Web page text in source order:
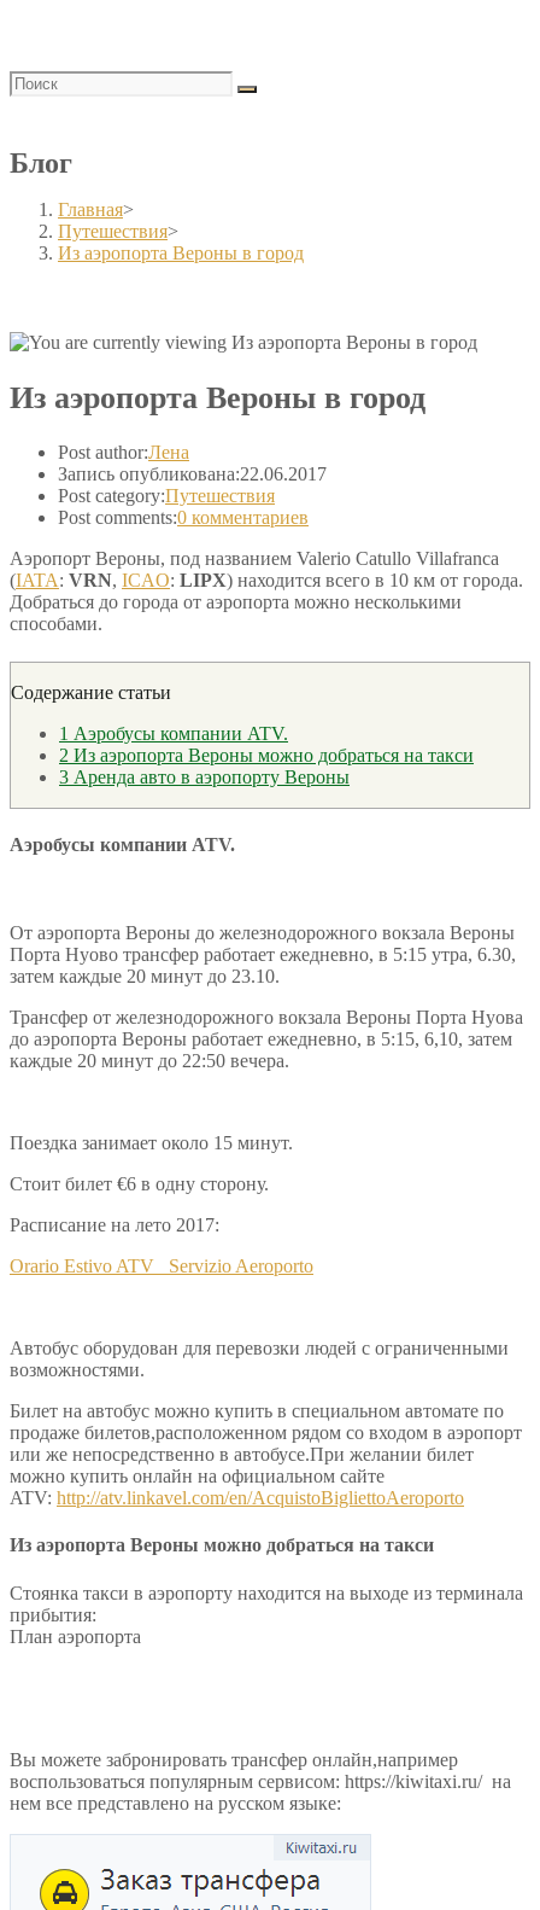
Блог
Главная>
Путешествия>
Из аэропорта Вероны в город
Из аэропорта Вероны в город
Post author:Лена
Запись опубликована:22.06.2017
Post category:Путешествия
Post comments:0 комментариев
Аэропорт Вероны, под названием Valerio Catullo Villafranca
(IATA: VRN, ICAO: LIPX) находится всего в 10 км от города.
Добраться до города от аэропорта можно несколькими
способами.
Содержание статьи
1 Аэробусы компании ATV.
2 Из аэропорта Вероны можно добраться на такси
3 Аренда авто в аэропорту Вероны
Аэробусы компании ATV.
От аэропорта Вероны до железнодорожного вокзала Вероны
Порта Нуово трансфер работает ежедневно, в 5:15 утра, 6.30,
затем каждые 20 минут до 23.10.
Трансфер от железнодорожного вокзала Вероны Порта Нуова
до аэропорта Вероны работает ежедневно, в 5:15, 6,10, затем
каждые 20 минут до 22:50 вечера.
Поездка занимает около 15 минут.
Стоит билет €6 в одну сторону.
Расписание на лето 2017:
Orario Estivo ATV_ Servizio Aeroporto
Автобус оборудован для перевозки людей с ограниченными
возможностями.
Билет на автобус можно купить в специальном автомате по
продаже билетов,расположенном рядом со входом в аэропорт
или же непосредственно в автобусе.При желании билет
можно купить онлайн на официальном сайте
ATV: http://atv.linkavel.com/en/AcquistoBigliettoAeroporto
Из аэропорта Вероны можно добраться на такси
Стоянка такси в аэропорту находится на выходе из терминала
прибытия:
План аэропорта
Вы можете забронировать трансфер онлайн,например
воспользоваться популярным сервисом: https://kiwitaxi.ru/ на
нем все представлено на русском языке: